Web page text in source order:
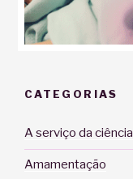
CATEGORIAS
A serviço da ciência
Amamentação